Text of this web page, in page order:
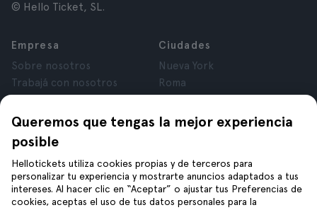
Queremos que tengas la mejor experiencia
posible
Hellotickets utiliza cookies propias y de terceros para
personalizar tu experiencia y mostrarte anuncios adaptados a tus
intereses. Al hacer clic en “Aceptar” o ajustar tus Preferencias de
cookies, aceptas el uso de tus datos personales para la
© Hello Ticket, SL.
Empresa
Sobre nosotros
Trabajá con nosotros
Opiniones
Privacidad
Términos y Condiciones
Aviso Legal
Cookies
Ciudades
Nueva York
Roma
Londres
Granada
Tenerife